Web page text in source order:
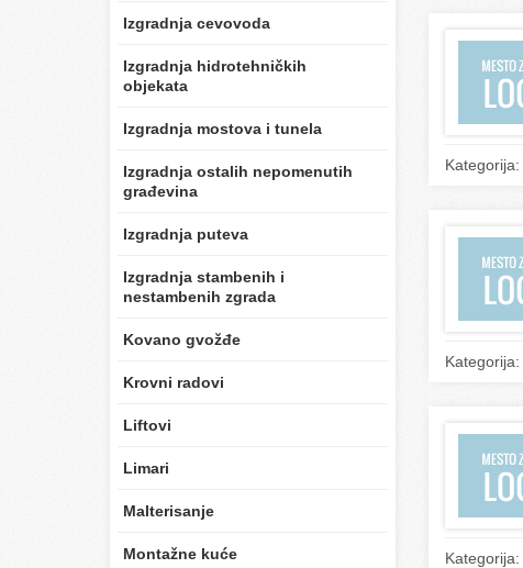
Izgradnja cevovoda
Izgradnja hidrotehničkih
objekata
Izgradnja mostova i tunela
Izgradnja ostalih nepomenutih
građevina
Izgradnja puteva
Izgradnja stambenih i
nestambenih zgrada
Kovano gvožđe
Krovni radovi
Liftovi
Limari
Malterisanje
Montažne kuće
Kategorija:
Kategorija:
Kategorija: